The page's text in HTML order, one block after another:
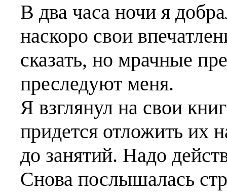
В два часа ночи я
наскоро свои
сказать, но мрачные
преследуют меня.
Я взглянул на свои
придется отложить их
до занятий. Надо
Снова послышалась